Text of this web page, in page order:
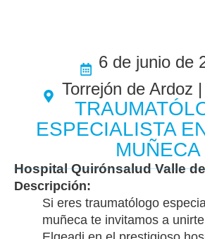
6 de junio de
Torrejón de Ardoz
ESPECIALISTA
MUÑECA
Hospital Quirónsalud Valle
Descripción:
Si eres traumatólogo
muñeca te invitamos a